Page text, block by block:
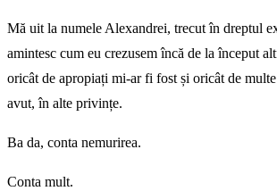
Mă uit la numele Alexandrei, trecut în dreptul
amintesc cum eu crezusem încă de la început
oricât de apropiați mi-ar fi fost și oricât de
avut, în alte privințe.
Ba da, conta nemurirea.
Conta mult.